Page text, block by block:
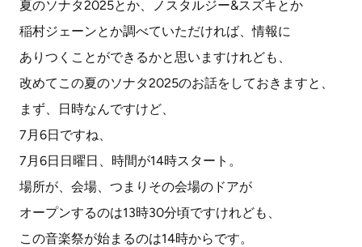
夏のソナタ2025とか、ノスタルジー&スズキとか
稲村ジェーンとか調べていただければ、情報に
ありつくことができるかと思いますけれども、
改めてこの夏のソナタ2025のお話をしておきますと、
まず、日時なんですけど、
7月6日ですね、
7月6日日曜日、時間が14時スタート。
場所が、会場、つまりその会場のドアが
オープンするのは13時30分頃ですけれども、
この音楽祭が始まるのは14時からです。